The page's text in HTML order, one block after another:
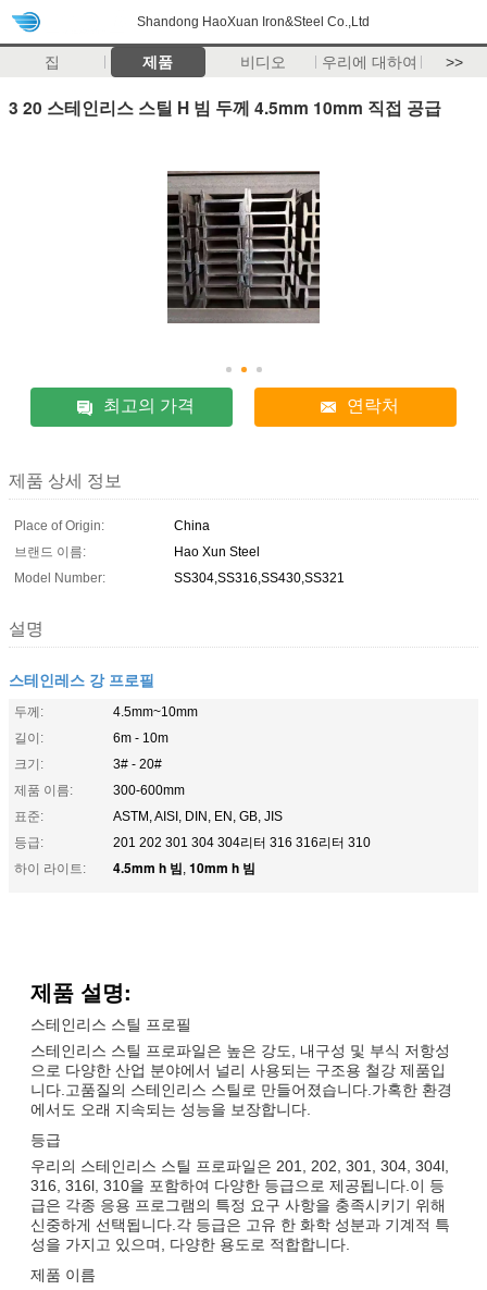
Shandong HaoXuan Iron&Steel Co.,Ltd
집 제품 비디오 우리에 대하여 >>
3 20 스테인리스 스틸 H 빔 두께 4.5mm 10mm 직접 공급
최고의 가격 연락처
제품 상세 정보
Place of Origin:
China
브랜드 이름:
Hao Xun Steel
Model Number:
SS304,SS316,SS430,SS321
설명
스테인레스 강 프로필
두께:
4.5mm~10mm
길이:
6m - 10m
크기:
3# - 20#
제품 이름:
300-600mm
표준:
ASTM, AISI, DIN, EN, GB, JIS
등급:
201 202 301 304 304리터 316 316리터 310
하이 라이트:
4.5mm h 빔, 10mm h 빔
제품 설명:
스테인리스 스틸 프로필
스테인리스 스틸 프로파일은 높은 강도, 내구성 및 부식 저항성
으로 다양한 산업 분야에서 널리 사용되는 구조용 철강 제품입
니다.고품질의 스테인리스 스틸로 만들어졌습니다.가혹한 환경
에서도 오래 지속되는 성능을 보장합니다.
등급
우리의 스테인리스 스틸 프로파일은 201, 202, 301, 304, 304l,
316, 316l, 310을 포함하여 다양한 등급으로 제공됩니다.이 등
급은 각종 응용 프로그램의 특정 요구 사항을 충족시키기 위해
신중하게 선택됩니다.각 등급은 고유 한 화학 성분과 기계적 특
성을 가지고 있으며, 다양한 용도로 적합합니다.
제품 이름